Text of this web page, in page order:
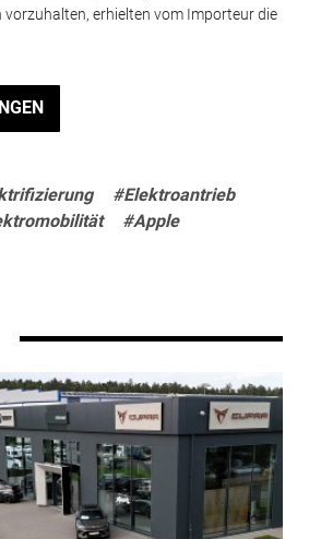
erhielten vom Importeur die
#Elektroantrieb
#Apple